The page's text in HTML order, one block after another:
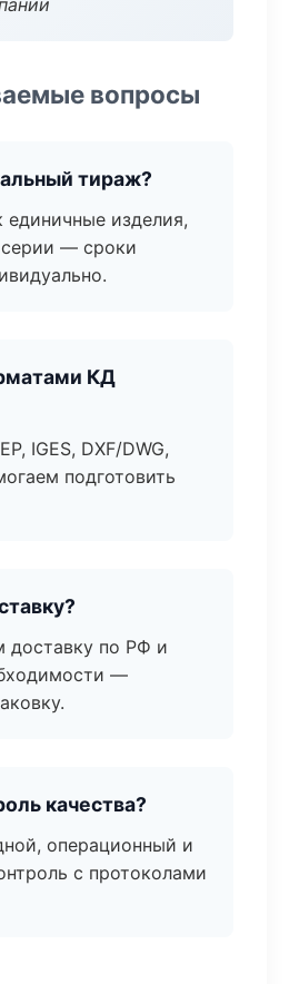
вопросы
тираж?
единичные изделия,
— сроки
КД
IGES, DXF/DWG,
подготовить
доставку по РФ и
—
качества?
операционный и
с протоколами